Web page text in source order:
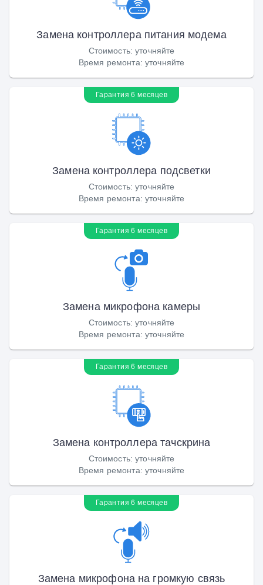
Замена контроллера питания модема
Стоимость:уточняйте
Время ремонта: уточняйте
Гарантия 6 месяцев
Замена контроллера подсветки
Стоимость:уточняйте
Время ремонта: уточняйте
Гарантия 6 месяцев
Замена микрофона камеры
Стоимость:уточняйте
Время ремонта: уточняйте
Гарантия 6 месяцев
Замена контроллера тачскрина
Стоимость:уточняйте
Время ремонта: уточняйте
Гарантия 6 месяцев
Замена микрофона на громкую связь